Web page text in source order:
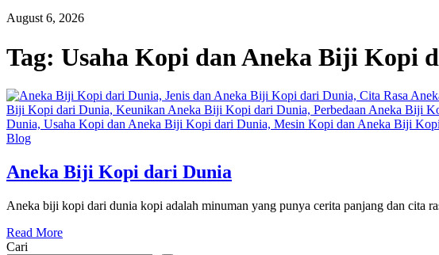
August 6, 2026
Tag: Usaha Kopi dan Aneka Biji Kopi
Blog
Aneka Biji Kopi dari Dunia
Aneka biji kopi dari dunia kopi adalah minuman yang punya cerita panjang dan cita
Read More
Cari